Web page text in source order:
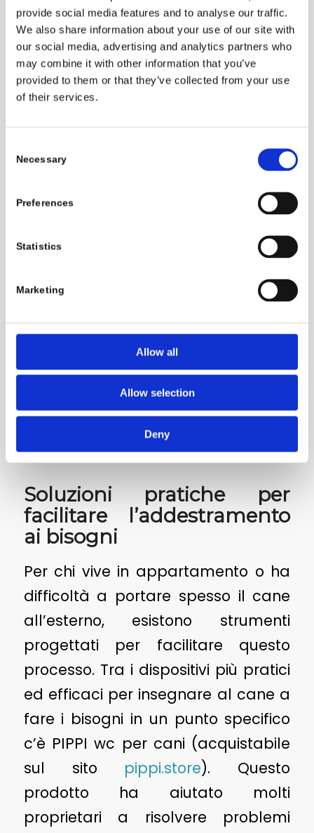
provide social media features and to analyse our traffic.
We also share information about your use of our site with
our social media, advertising and analytics partners who
may combine it with other information that you’ve
provided to them or that they’ve collected from your use
of their services.
Selection
Necessary
Preferences
Statistics
Marketing
Allow all
Allow selection
Deny
aiutare a mantenere costanza e
facilitare l’apprendimento.:
frustrazione e incoerenza possono
ritardare i progressi e rendere più
Monitorare la salute del
cane per facilitare
l’addestramento ai bisogni
Se il cane continua ad avere
nell’addestramento, potrebbe
sottostante, come infezioni urinarie
o diabete. In questi casi, è
consigliabile consultare il
veterinario per escludere problemi
Soluzioni pratiche per
facilitare l’addestramento
ai bisogni
Per chi vive in appartamento o ha
difficoltà a portare spesso il cane
all’esterno, esistono strumenti
progettati per facilitare questo
processo. Tra i dispositivi più pratici
ed efficaci per insegnare al cane a
fare i bisogni in un punto specifico
c’è PIPPI wc per cani (acquistabile
sul sito pippi.store). Questo
prodotto ha aiutato molti
proprietari a risolvere problemi